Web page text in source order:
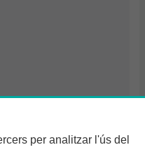
d’Oncolliga
per analitzar l'ús del